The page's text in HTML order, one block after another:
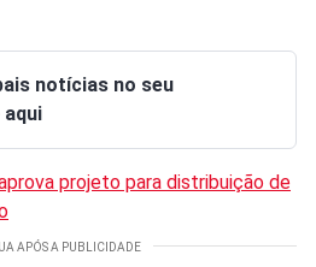
notícias no seu
aqui
projeto para distribuição de